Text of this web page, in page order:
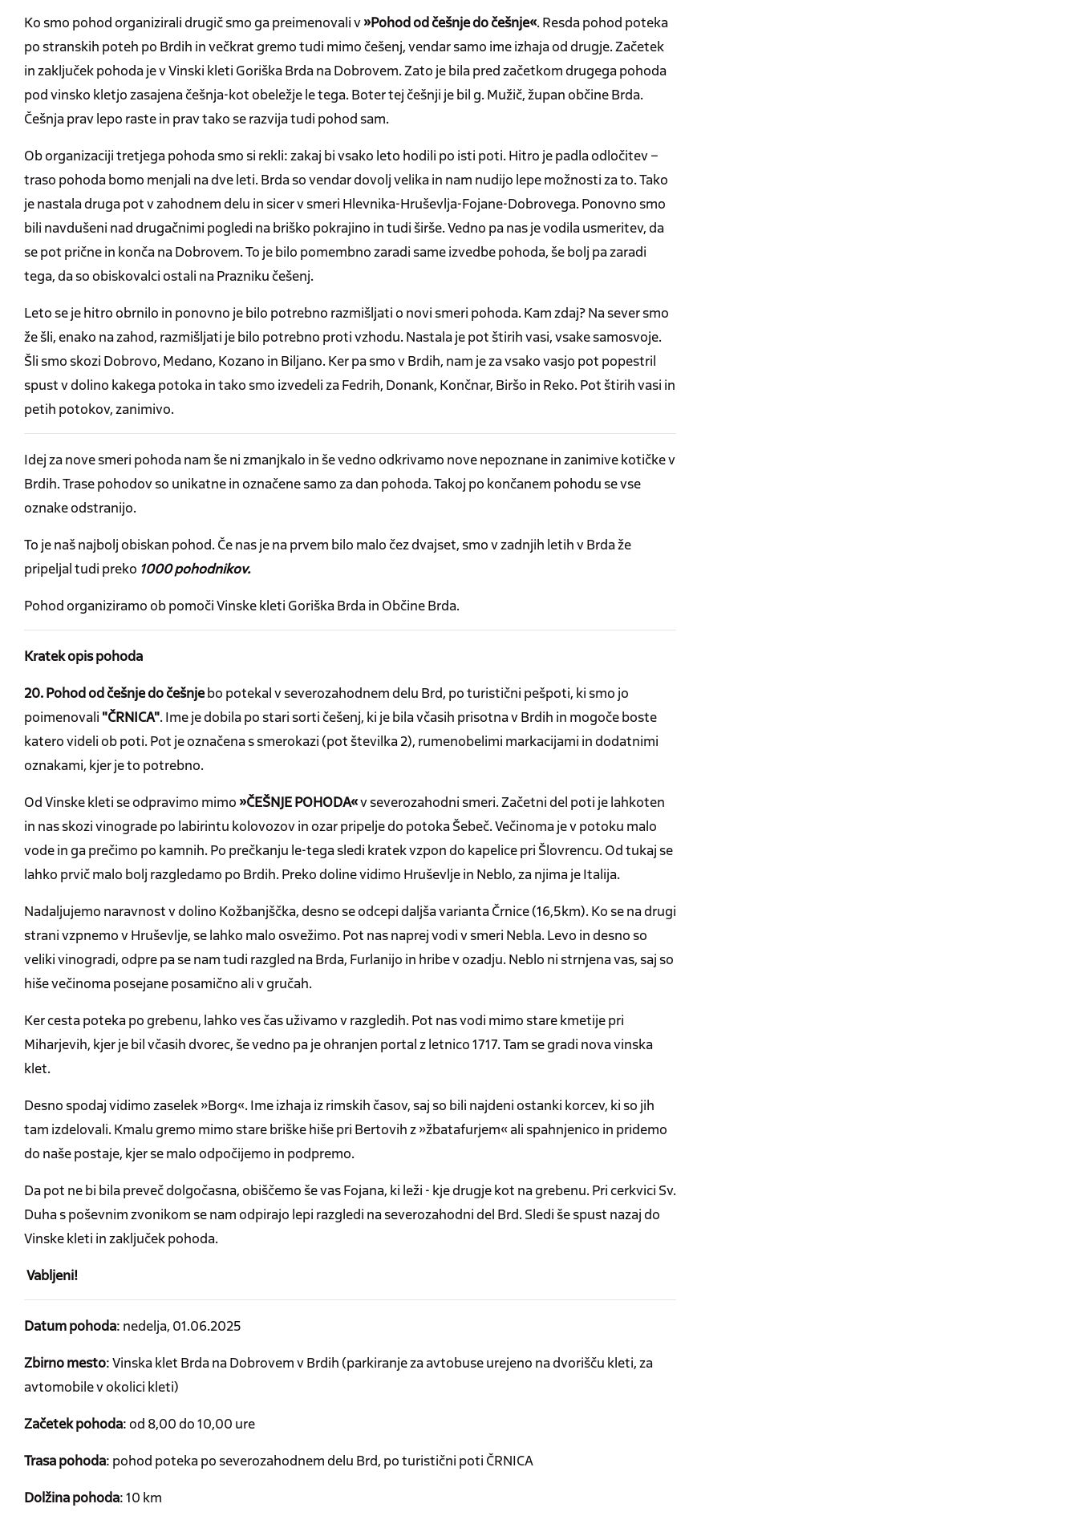
Ko smo pohod organizirali drugič smo ga preimenovali v»Pohod od češnje do češnje«. Resda pohod poteka
po stranskih poteh po Brdih in večkrat gremo tudi mimo češenj, vendar samo ime izhaja od drugje. Začetek
in zaključek pohoda je v Vinski kleti Goriška Brda na Dobrovem. Zato je bila pred začetkom drugega pohoda
pod vinsko kletjo zasajena češnja-kot obeležje le tega. Boter tej češnji je bil g. Mužič, župan občine Brda.
Češnja prav lepo raste in prav tako se razvija tudi pohod sam.
Ob organizaciji tretjega pohoda smo si rekli: zakaj bi vsako leto hodili po isti poti. Hitro je padla odločitev –
traso pohoda bomo menjali na dve leti. Brda so vendar dovolj velika in nam nudijo lepe možnosti za to. Tako
je nastala druga pot v zahodnem delu in sicer v smeri Hlevnika-Hruševlja-Fojane-Dobrovega. Ponovno smo
bili navdušeni nad drugačnimi pogledi na briško pokrajino in tudi širše. Vedno pa nas je vodila usmeritev, da
se pot prične in konča na Dobrovem. To je bilo pomembno zaradi same izvedbe pohoda, še bolj pa zaradi
tega, da so obiskovalci ostali na Prazniku češenj.
Leto se je hitro obrnilo in ponovno je bilo potrebno razmišljati o novi smeri pohoda. Kam zdaj? Na sever smo
že šli, enako na zahod, razmišljati je bilo potrebno proti vzhodu. Nastala je pot štirih vasi, vsake samosvoje.
Šli smo skozi Dobrovo, Medano, Kozano in Biljano. Ker pa smo v Brdih, nam je za vsako vasjo pot popestril
spust v dolino kakega potoka in tako smo izvedeli za Fedrih, Donank, Končnar, Biršo in Reko. Pot štirih vasi in
petih potokov, zanimivo.
Idej za nove smeri pohoda nam še ni zmanjkalo in še vedno odkrivamo nove nepoznane in zanimive kotičke v
Brdih. Trase pohodov so unikatne in označene samo za dan pohoda. Takoj po končanem pohodu se vse
oznake odstranijo.
To je naš najbolj obiskan pohod. Če nas je na prvem bilo malo čez dvajset, smo v zadnjih letih v Brda že
pripeljal tudi preko 1000 pohodnikov.
Pohod organiziramo ob pomoči Vinske kleti Goriška Brda in Občine Brda.
Kratek opis pohoda
20. Pohod od češnje do češnjebo potekal v severozahodnem delu Brd, po turistični pešpoti, ki smo jo
poimenovali "ČRNICA". Ime je dobila po stari sorti češenj, ki je bila včasih prisotna v Brdih in mogoče boste
katero videli ob poti. Pot je označena s smerokazi (pot številka 2), rumenobelimi markacijami in dodatnimi
oznakami, kjer je to potrebno.
Od Vinske kleti se odpravimo mimo »ČEŠNJE POHODA«v severozahodni smeri. Začetni del poti je lahkoten
in nas skozi vinograde po labirintu kolovozov in ozar pripelje do potoka Šebeč. Večinoma je v potoku malo
vode in ga prečimo po kamnih. Po prečkanju le-tega sledi kratek vzpon do kapelice pri Šlovrencu. Od tukaj se
lahko prvič malo bolj razgledamo po Brdih. Preko doline vidimo Hruševlje in Neblo, za njima je Italija.
Nadaljujemo naravnost v dolino Kožbanjščka, desno se odcepi daljša varianta Črnice (16,5km). Ko se na drugi
strani vzpnemo v Hruševlje, se lahko malo osvežimo. Pot nas naprej vodi v smeri Nebla. Levo in desno so
veliki vinogradi, odpre pa se nam tudi razgled na Brda, Furlanijo in hribe v ozadju. Neblo ni strnjena vas, saj so
hiše večinoma posejane posamično ali v gručah.
Ker cesta poteka po grebenu, lahko ves čas uživamo v razgledih. Pot nas vodi mimo stare kmetije pri
Miharjevih, kjer je bil včasih dvorec, še vedno pa je ohranjen portal z letnico 1717. Tam se gradi nova vinska
klet.
Desno spodaj vidimo zaselek »Borg«. Ime izhaja iz rimskih časov, saj so bili najdeni ostanki korcev, ki so jih
tam izdelovali. Kmalu gremo mimo stare briške hiše pri Bertovih z »žbatafurjem« ali spahnjenico in pridemo
do naše postaje, kjer se malo odpočijemo in podpremo.
Da pot ne bi bila preveč dolgočasna, obiščemo še vas Fojana, ki leži - kje drugje kot na grebenu. Pri cerkvici Sv.
Duha s poševnim zvonikom se nam odpirajo lepi razgledi na severozahodni del Brd. Sledi še spust nazaj do
Vinske kleti in zaključek pohoda.
Vabljeni!
Datum pohoda: nedelja, 01.06.2025
Zbirno mesto: Vinska klet Brda na Dobrovem v Brdih (parkiranje za avtobuse urejeno na dvorišču kleti, za
avtomobile v okolici kleti)
Začetek pohoda: od 8,00 do 10,00 ure
Trasa pohoda: pohod poteka po severozahodnem delu Brd, po turistični poti ČRNICA
Dolžina pohoda: 10 km